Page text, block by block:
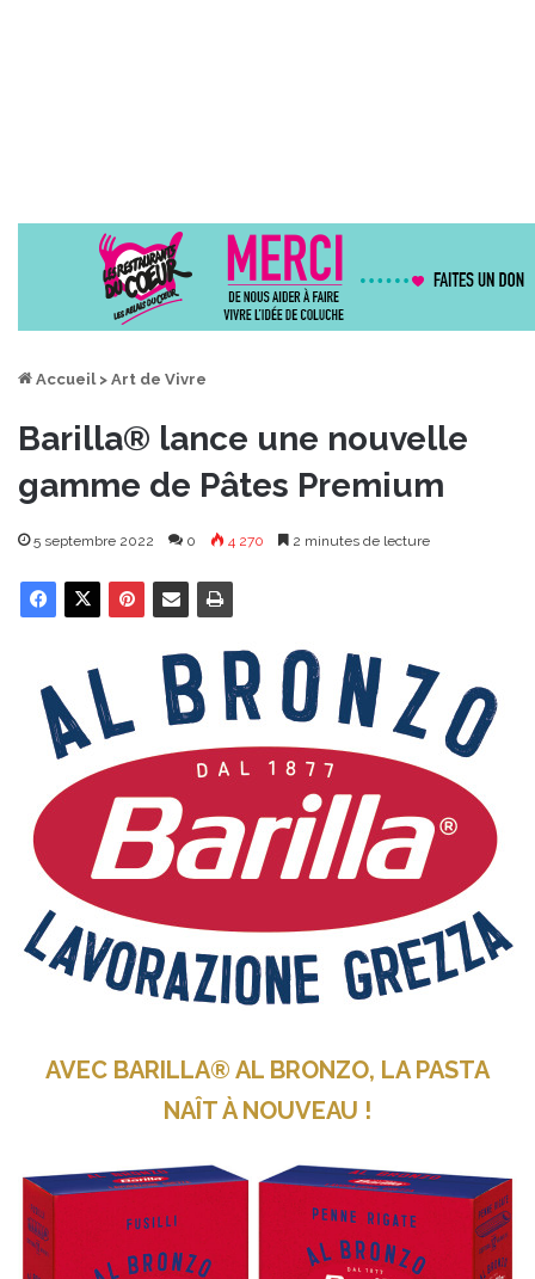
Accueil > Art de Vivre
Barilla® lance une nouvelle
gamme de Pâtes Premium
5 septembre 2022 0 4 270 2 minutes de lecture
AVEC BARILLA® AL BRONZO, LA PASTA
NAÎT À NOUVEAU !